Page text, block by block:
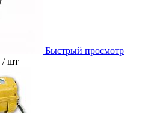
Быстрый просмотр
/ шт